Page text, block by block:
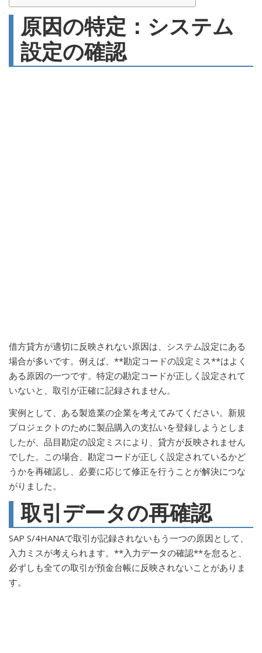
原因の特定：システム
設定の確認
借方貸方が適切に反映されない原因は、システム設定にある
場合が多いです。例えば、**勘定コードの設定ミス**はよく
ある原因の一つです。特定の勘定コードが正しく設定されて
いないと、取引が正確に記録されません。
実例として、ある製造業の企業を考えてみてください。新規
プロジェクトのために製品購入の支払いを登録しようとしま
したが、品目勘定の設定ミスにより、貸方が反映されません
でした。この場合、勘定コードが正しく設定されているかど
うかを再確認し、必要に応じて修正を行うことが解決につな
がりました。
取引データの再確認
SAP S/4HANAで取引が記録されないもう一つの原因として、
入力ミスが考えられます。**入力データの確認**を怠ると、
必ずしも全ての取引が預金台帳に反映されないことがありま
す。